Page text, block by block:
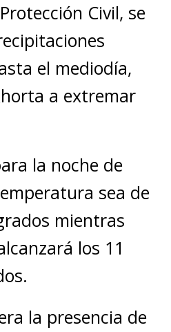
Civil, se
el mediodía,
a extremar
la noche de
sea de
mientras
los 11
la presencia de